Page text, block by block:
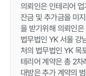
의뢰인은 인테리어
잔금 및 추가금을 미
을 받기위해 의뢰인
법무법인 YK 서울 강
처의 법무법인 YK 목
테리어 계약은 총 2
대방은 추가 계약의